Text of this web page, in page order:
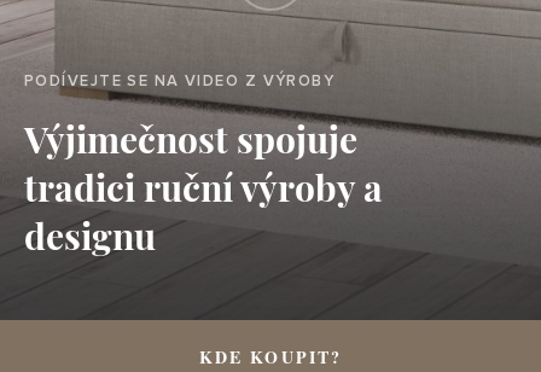
PODÍVEJTE SE NA VIDEO Z VÝROBY
Výjimečnost spojuje
tradici ruční výroby a
designu
KDE KOUPIT?